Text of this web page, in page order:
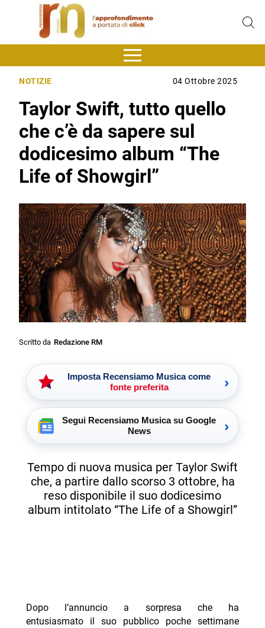
NOTIZIE 04 Ottobre 2025
Taylor Swift, tutto quello
che c’è da sapere sul
dodicesimo album “The
Life of Showgirl”
Scritto da Redazione RM
Imposta Recensiamo Musica come
fonte preferita
›
Segui Recensiamo Musica su Google
News
›
Tempo di nuova musica per Taylor Swift
che, a partire dallo scorso 3 ottobre, ha
reso disponibile il suo dodicesimo
album intitolato “The Life of a Showgirl”
Dopo l’annuncio a sorpresa che ha
entusiasmato il suo pubblico poche settimane